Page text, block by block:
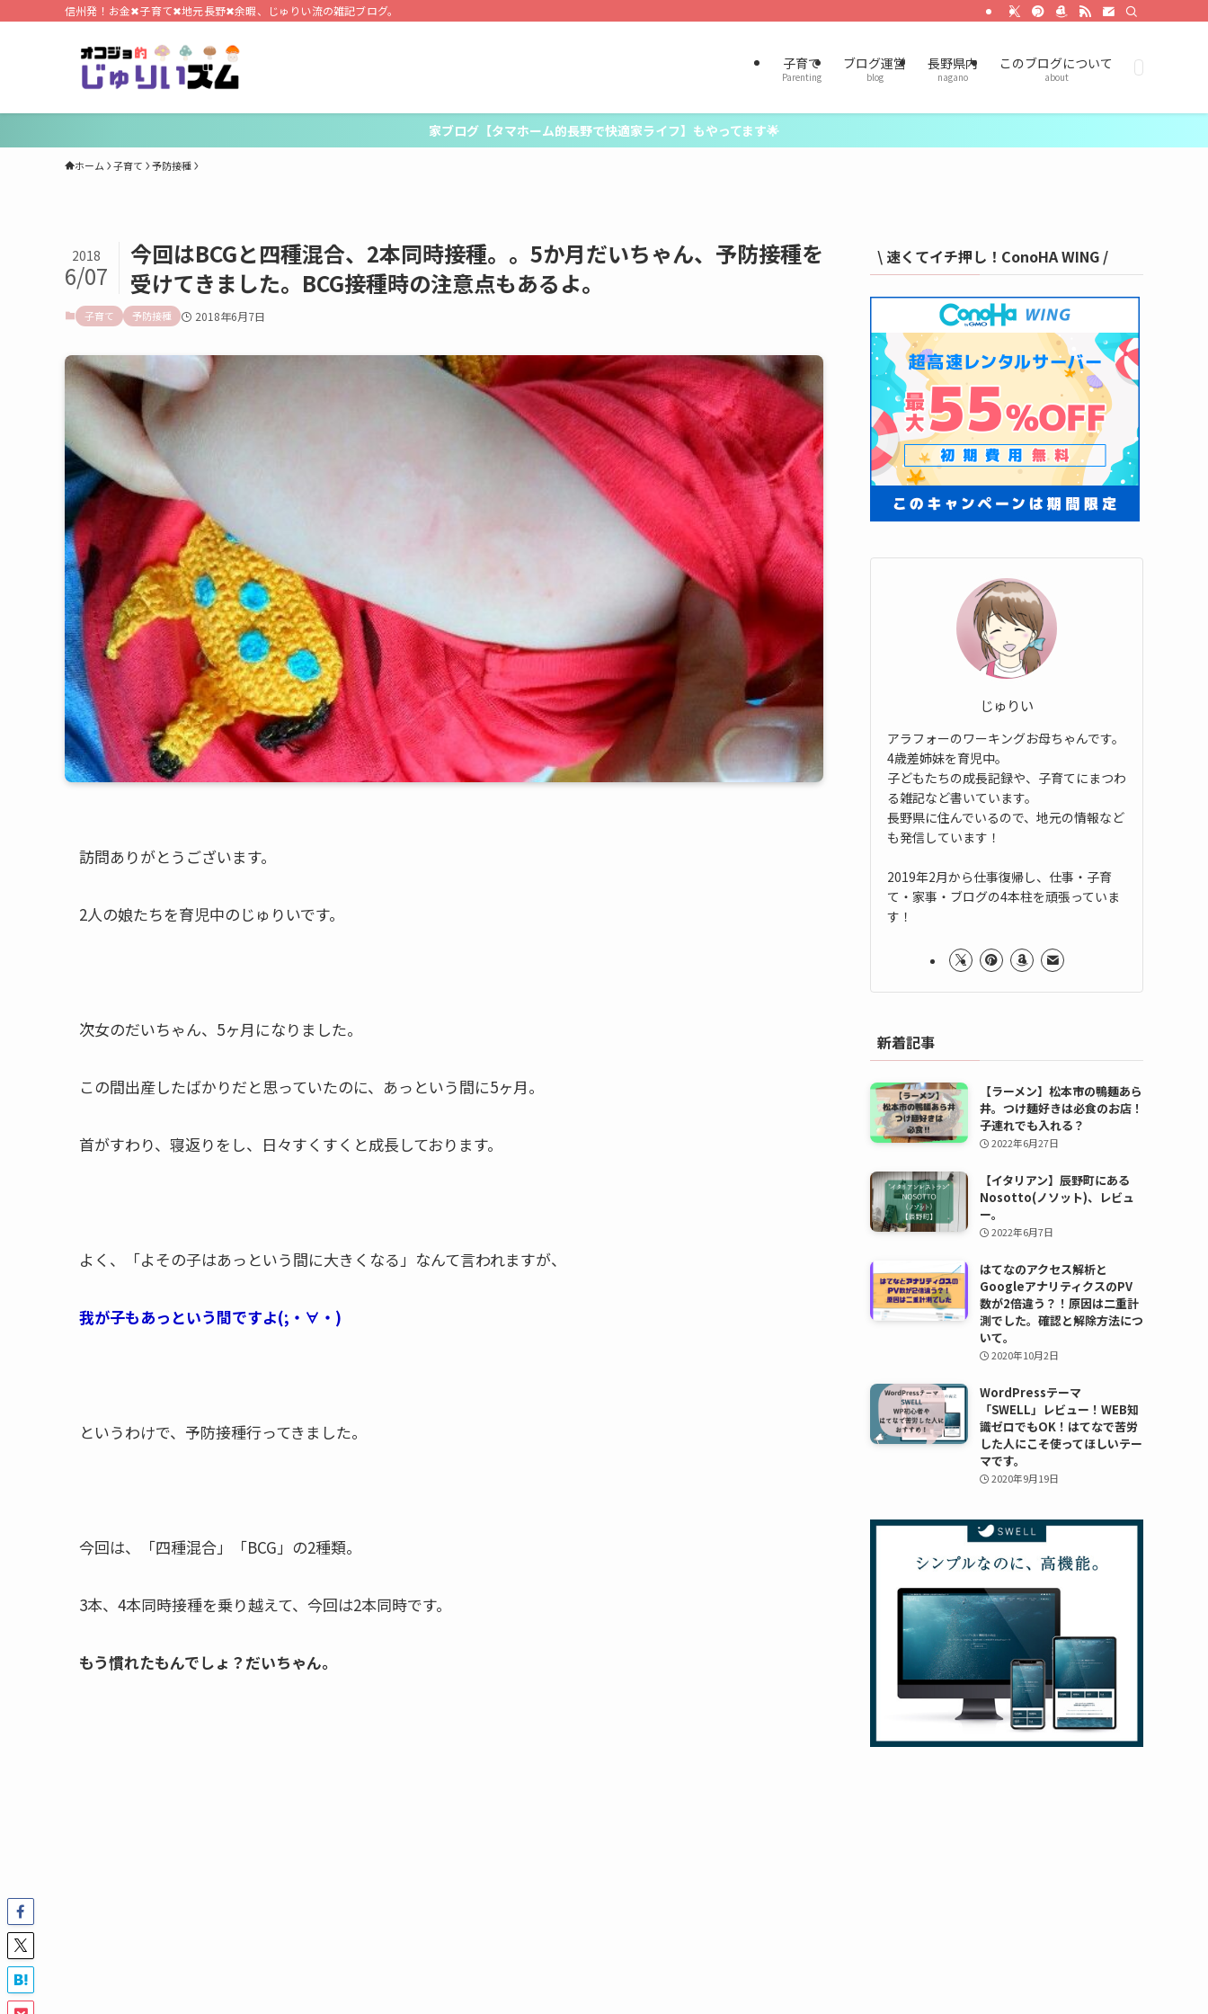
信州発！お金✖子育て✖地元長野✖余暇、じゅりい流の雑記ブログ。
子育て
Parenting
ブログ運営
blog
長野県内
nagano
このブログについて
about
家ブログ【タマホーム的長野で快適家ライフ】もやってます🌟
ホーム 子育て 予防接種
今回はBCGと四種混合、2本同時接種。。5か月だいちゃん、予防接種を
受けてきました。BCG接種時の注意点もあるよ。
2018
6/07
子育て 予防接種 2018年6月7日
訪問ありがとうございます。
2人の娘たちを育児中のじゅりいです。
次女のだいちゃん、5ヶ月になりました。
この間出産したばかりだと思っていたのに、あっという間に5ヶ月。
首がすわり、寝返りをし、日々すくすくと成長しております。
よく、「よその子はあっという間に大きくなる」なんて言われますが、
我が子もあっという間ですよ(;・∀・)
というわけで、予防接種行ってきました。
今回は、「四種混合」「BCG」の2種類。
3本、4本同時接種を乗り越えて、今回は2本同時です。
もう慣れたもんでしょ？だいちゃん。
\ 速くてイチ押し！ConoHA WING /
じゅりい
アラフォーのワーキングお母ちゃんです。
4歳差姉妹を育児中。
子どもたちの成長記録や、子育てにまつわ
る雑記など書いています。
長野県に住んでいるので、地元の情報など
も発信しています！
2019年2月から仕事復帰し、仕事・子育
て・家事・ブログの4本柱を頑張っていま
す！
新着記事
【ラーメン】松本市の鴨麺あら
井。つけ麺好きは必食のお店！
子連れでも入れる？
2022年6月27日
【イタリアン】辰野町にある
Nosotto(ノソット)、レビュ
ー。
2022年6月7日
はてなのアクセス解析と
GoogleアナリティクスのPV
数が2倍違う？！原因は二重計
測でした。確認と解除方法につ
いて。
2020年10月2日
WordPressテーマ
「SWELL」レビュー！WEB知
識ゼロでもOK！はてなで苦労
した人にこそ使ってほしいテー
マです。
2020年9月19日